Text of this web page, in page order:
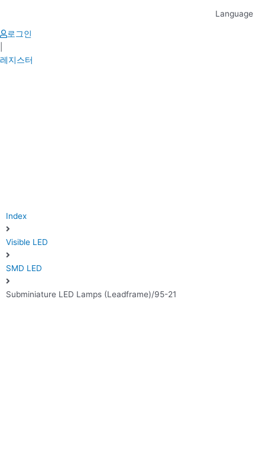
content
Language
로그인
레지스터
Index
Visible LED
SMD LED
Subminiature LED Lamps (Leadframe)/95-21